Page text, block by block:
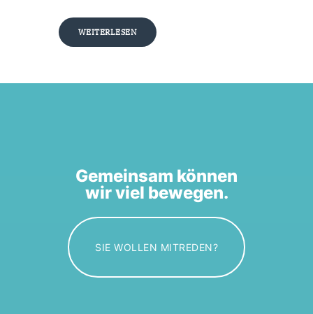
WEITERLESEN
Gemeinsam können
wir viel bewegen.
SIE WOLLEN MITREDEN?